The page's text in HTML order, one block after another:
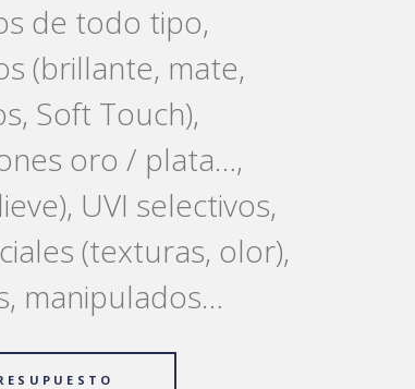
de todo tipo,
(brillante, mate,
Soft Touch),
oro / plata…,
UVI selectivos,
(texturas, olor),
manipulados…